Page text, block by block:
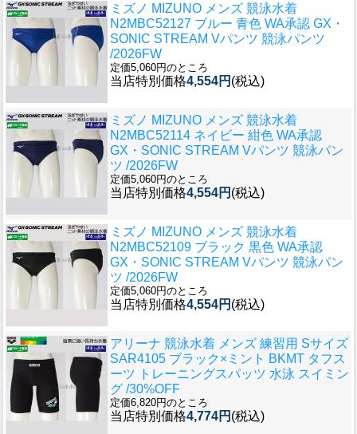
ミズノ MIZUNO メンズ 競泳水着
N2MBC52127 ブルー 青色 WA承認 GX・
SONIC STREAM Vパンツ 競泳パンツ
/2026FW
定価5,060円のところ
当店特別価格4,554円 (税込)
ミズノ MIZUNO メンズ 競泳水着
N2MBC52114 ネイビー 紺色 WA承認
GX・SONIC STREAM Vパンツ 競泳パン
ツ /2026FW
定価5,060円のところ
当店特別価格4,554円 (税込)
ミズノ MIZUNO メンズ 競泳水着
N2MBC52109 ブラック 黒色 WA承認
GX・SONIC STREAM Vパンツ 競泳パン
ツ /2026FW
定価5,060円のところ
当店特別価格4,554円 (税込)
アリーナ 競泳水着 メンズ 練習用 Sサイズ
SAR4105 ブラック×ミント BKMT タフス
ーツ トレーニングスパッツ 水泳 スイミン
グ /30%OFF
定価6,820円のところ
当店特別価格4,774円 (税込)